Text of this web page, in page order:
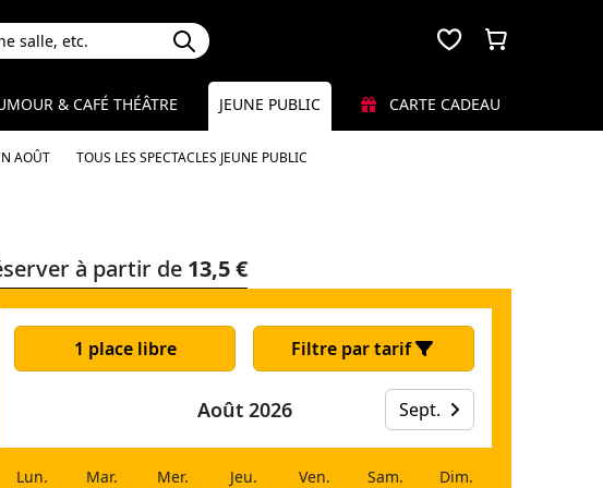
& CAFÉ THÉÂTRE JEUNE PUBLIC
AOÛT TOUS LES SPECTACLES JEUNE PUBLIC
CARTE CADEAU
à partir de 13,5 €
1 place libre Filtre par tarif
Août 2026 Sept.
Lun. Mar. Mer. Jeu. Ven. Sam. Dim.